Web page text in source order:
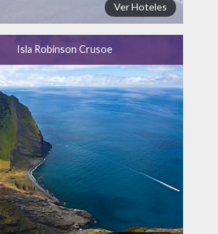
Ver Hoteles
Isla Robinson Crusoe